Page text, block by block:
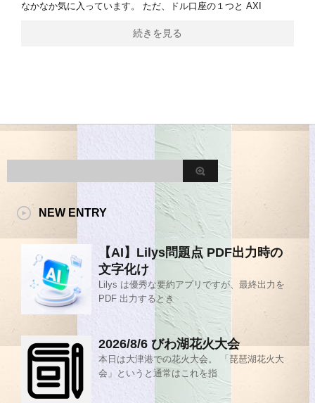
なかなか気に入っています。 ただ、ドル口座の１つと AXI
続きを見る
NEW ENTRY
【AI】Lilys問題点 PDF出力時の
文字化け
Lilys は優秀な要約アプリですが、最終出力を
PDF 出力するとき
2026/8/6 びわ湖花火大会
本日は大津港での花火大会。 「琵琶湖花火大
会」というと通常はこれを指